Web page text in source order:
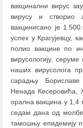
вакцинални вирус
вирусу и створио
вакцинисано је
успех у Крагујевцу,
полио вакцине по
вирусологију,
наших вирусолога
сарадњу
Ненада
орална вакцина у 1,4
седам дана од
тамошњу епидемију